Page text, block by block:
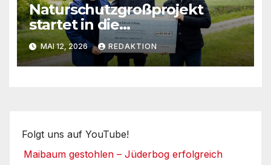
Naturschutzgroßprojekt
startet in die
Umsetzungsphase
MAI 12, 2026 REDAKTION
Folgt uns auf YouTube!
Maibaum gestohlen – Jüderbog erfolgreich